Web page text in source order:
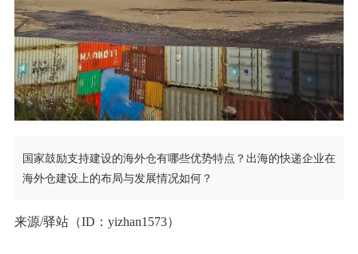
国家鼓励支持建设的海外仓有哪些优势特点？出海的快递企业在
海外仓建设上的布局与发展情况如何？
来源/驿站（ID：yizhan1573）